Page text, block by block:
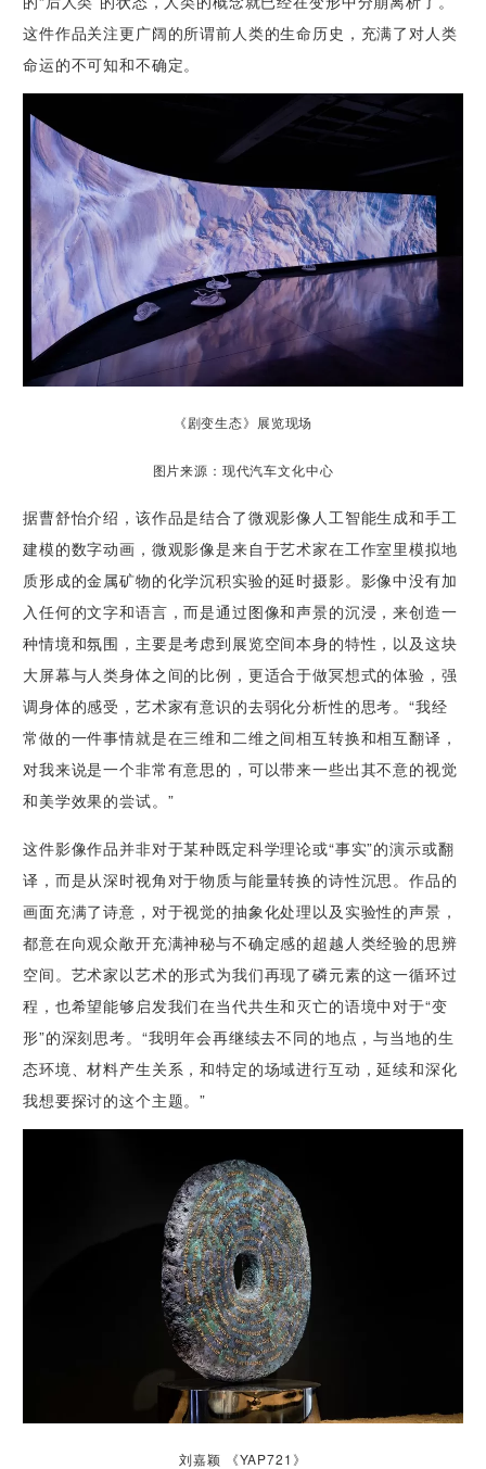
这件作品关注更广阔的所谓前人类的生命历史，充满了对人类
命运的不可知和不确定。
《剧变生态》展览现场
图片来源：现代汽车文化中心
据曹舒怡介绍，该作品是结合了微观影像人工智能生成和手工
建模的数字动画，微观影像是来自于艺术家在工作室里模拟地
质形成的金属矿物的化学沉积实验的延时摄影。影像中没有加
入任何的文字和语言，而是通过图像和声景的沉浸，来创造一
种情境和氛围，主要是考虑到展览空间本身的特性，以及这块
大屏幕与人类身体之间的比例，更适合于做冥想式的体验，强
调身体的感受，艺术家有意识的去弱化分析性的思考。“我经
常做的一件事情就是在三维和二维之间相互转换和相互翻译，
对我来说是一个非常有意思的，可以带来一些出其不意的视觉
和美学效果的尝试。”
这件影像作品并非对于某种既定科学理论或“事实”的演示或翻
译，而是从深时视角对于物质与能量转换的诗性沉思。作品的
画面充满了诗意，对于视觉的抽象化处理以及实验性的声景，
都意在向观众敞开充满神秘与不确定感的超越人类经验的思辨
空间。艺术家以艺术的形式为我们再现了磷元素的这一循环过
程，也希望能够启发我们在当代共生和灭亡的语境中对于“变
形”的深刻思考。“我明年会再继续去不同的地点，与当地的生
态环境、材料产生关系，和特定的场域进行互动，延续和深化
我想要探讨的这个主题。”
刘嘉颖 《YAP721》